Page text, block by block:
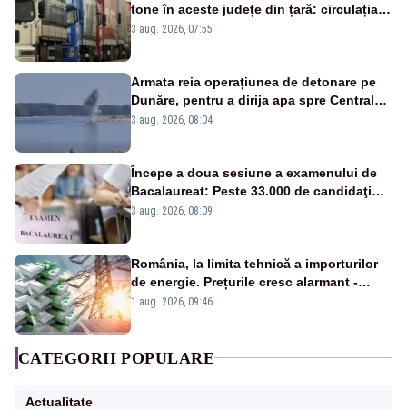
tone în aceste județe din țară: circulația
este interzisă luni, între orele 12:00 și
3 aug. 2026, 07:55
Armata reia operațiunea de detonare pe
Dunăre, pentru a dirija apa spre Centrala
Cernavodă
3 aug. 2026, 08:04
Începe a doua sesiune a examenului de
Bacalaureat: Peste 33.000 de candidaţi
înscrişi
3 aug. 2026, 08:09
România, la limita tehnică a importurilor
de energie. Prețurile cresc alarmant -
Analiză Realitatea Plus
1 aug. 2026, 09:46
CATEGORII POPULARE
Actualitate